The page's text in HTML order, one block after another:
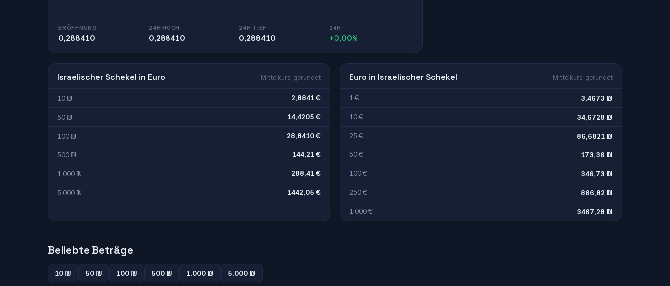
ERÖFFNUNG
0,288410
24H HOCH
0,288410
24H TIEF
0,288410
24H
+0,00%
Israelischer Schekel in Euro Mittelkurs, gerundet
10 ₪ 2,8841 €
50 ₪ 14,4205 €
100 ₪ 28,8410 €
500 ₪ 144,21 €
1.000 ₪ 288,41 €
5.000 ₪ 1442,05 €
Euro in Israelischer Schekel Mittelkurs, gerundet
1 € 3,4673 ₪
10 € 34,6728 ₪
25 € 86,6821 ₪
50 € 173,36 ₪
100 € 346,73 ₪
250 € 866,82 ₪
1.000 € 3467,28 ₪
Beliebte Beträge
10 ₪ 50 ₪ 100 ₪ 500 ₪ 1.000 ₪ 5.000 ₪